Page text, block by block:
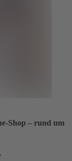
Shop – rund um